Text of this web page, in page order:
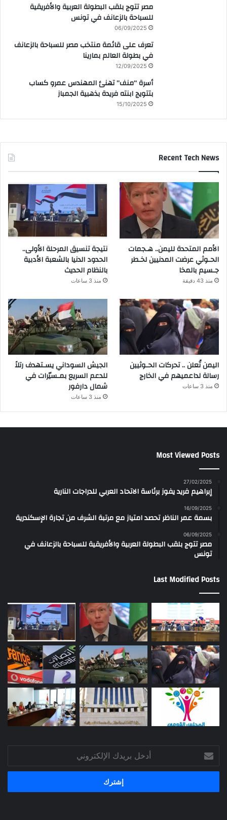
مصر تتوج بلقب البطولة العربية والأفريقية
للسباحة بالزعانف في تونس
06/09/2025
تعرف على قائمة منتخب مصر للسباحة بالزعانف
في بطولة العالم بمارينا
12/09/2025
أسرة “منف” تهنئ المهندس عمرو كساب
بتتويج ابنته فريدة بذهبية الجمباز
15/10/2025
Recent Tech News
الأمم المتحدة لليمن.. هـجمات
الحـوثي عرضت المدنيين لخـطر
جـسيم بالمخا
منذ 43 دقيقة
نتيجة تنسيق المرحلة الأولى..
الحدود الدنيا بالشعبة الأدبية
بالنظام الحديث
منذ 3 ساعات
اليمن تُعلن .. تحركات الحـوثيين
رسالة لداعميهم في الخارج
منذ 3 ساعات
الجيش السوداني يسـتهدف رتلاً
للدعم السريع بمـسيّرات في
شمال دارفور
منذ 3 ساعات
Most Viewed Posts
27/02/2025
إبراهيم فريد يفوز برئاسة الاتحاد العربي للدراجات النارية
16/09/2025
بسمة عمر الناظر تحصد امتياز مع مرتبة الشرف من تجارة الإسكندرية
06/09/2025
مصر تتوج بلقب البطولة العربية والأفريقية للسباحة بالزعانف في
تونس
Last Modified Posts
بريدك
الإلكتروني